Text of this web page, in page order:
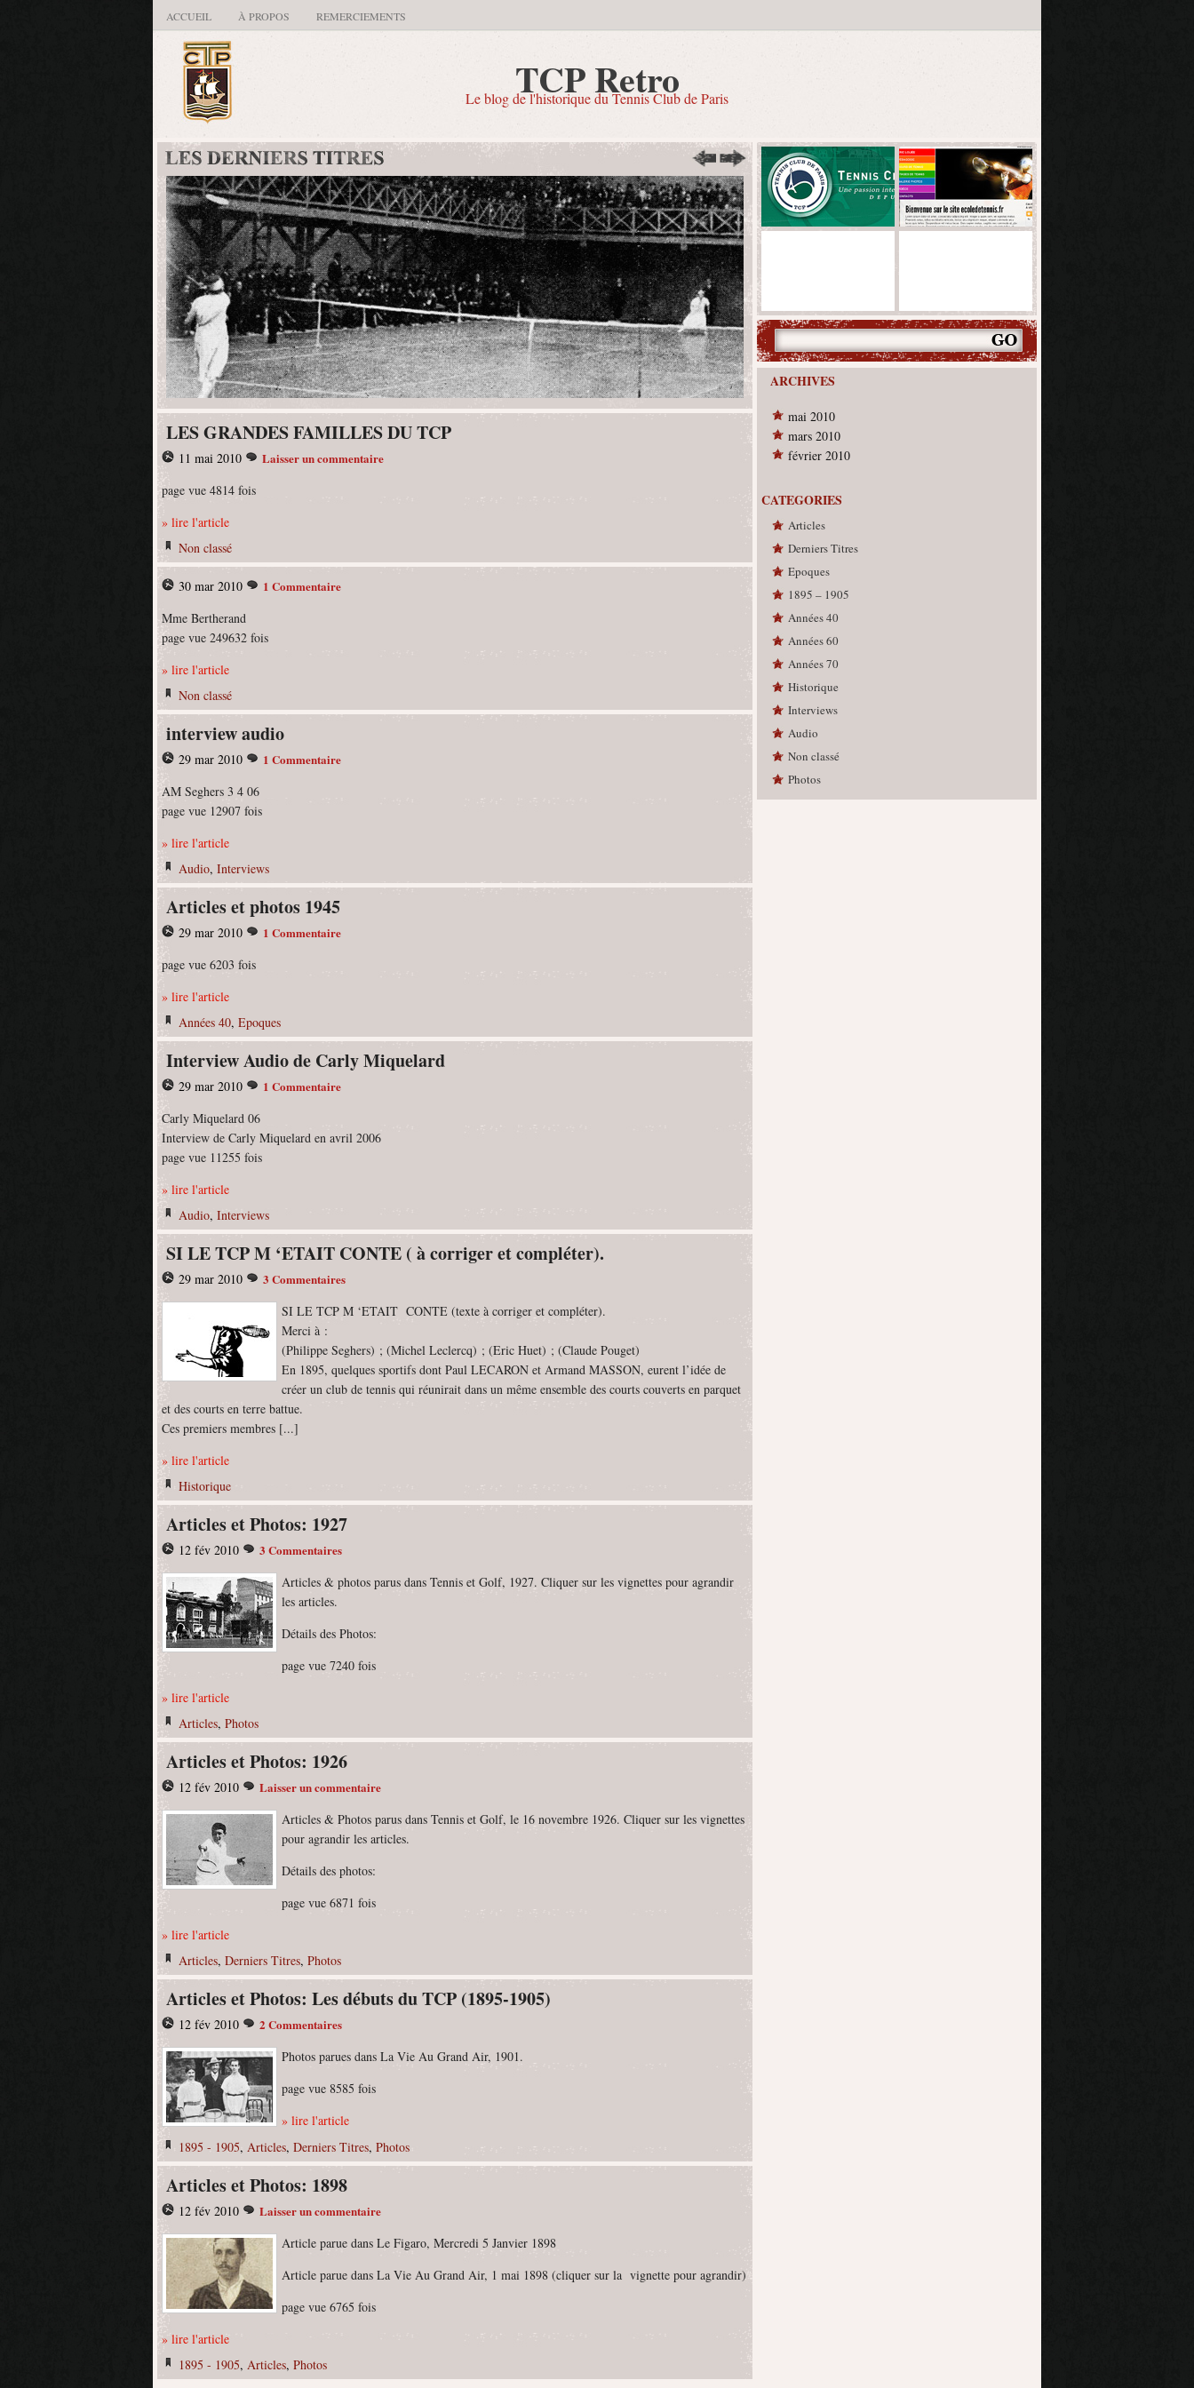
ACCUEIL À PROPOS REMERCIEMENTS
TCP Retro
Le blog de l'historique du Tennis Club de Paris
LES GRANDES FAMILLES DU TCP
11 mai 2010
Laisser un commentaire
page vue 4814 fois
» lire l'article
Non classé
30 mar 2010
1 Commentaire
Mme Bertherand
page vue 249632 fois
» lire l'article
Non classé
interview audio
29 mar 2010
1 Commentaire
AM Seghers 3 4 06
page vue 12907 fois
» lire l'article
Audio, Interviews
Articles et photos 1945
29 mar 2010
1 Commentaire
page vue 6203 fois
» lire l'article
Années 40, Epoques
Interview Audio de Carly Miquelard
29 mar 2010
1 Commentaire
Carly Miquelard 06
Interview de Carly Miquelard en avril 2006
page vue 11255 fois
» lire l'article
Audio, Interviews
SI LE TCP M ‘ETAIT CONTE ( à corriger et compléter).
29 mar 2010
3 Commentaires
SI LE TCP M ‘ETAIT CONTE (texte à corriger et compléter).
Merci à :
(Philippe Seghers) ; (Michel Leclercq) ; (Eric Huet) ; (Claude Pouget)
En 1895, quelques sportifs dont Paul LECARON et Armand MASSON, eurent l’idée de
créer un club de tennis qui réunirait dans un même ensemble des courts couverts en parquet
et des courts en terre battue.
Ces premiers membres [...]
» lire l'article
Historique
Articles et Photos: 1927
12 fév 2010
3 Commentaires
Articles & photos parus dans Tennis et Golf, 1927. Cliquer sur les vignettes pour agrandir
les articles.
Détails des Photos:
page vue 7240 fois
» lire l'article
Articles, Photos
Articles et Photos: 1926
12 fév 2010
Laisser un commentaire
Articles & Photos parus dans Tennis et Golf, le 16 novembre 1926. Cliquer sur les vignettes
pour agrandir les articles.
Détails des photos:
page vue 6871 fois
» lire l'article
Articles, Derniers Titres, Photos
Articles et Photos: Les débuts du TCP (1895-1905)
12 fév 2010
2 Commentaires
Photos parues dans La Vie Au Grand Air, 1901.
page vue 8585 fois
» lire l'article
1895 - 1905, Articles, Derniers Titres, Photos
Articles et Photos: 1898
12 fév 2010
Laisser un commentaire
Article parue dans Le Figaro, Mercredi 5 Janvier 1898
Article parue dans La Vie Au Grand Air, 1 mai 1898 (cliquer sur la vignette pour agrandir)
page vue 6765 fois
» lire l'article
1895 - 1905, Articles, Photos
ARCHIVES
mai 2010
mars 2010
février 2010
CATEGORIES
Articles
Derniers Titres
Epoques
1895 – 1905
Années 40
Années 60
Années 70
Historique
Interviews
Audio
Non classé
Photos